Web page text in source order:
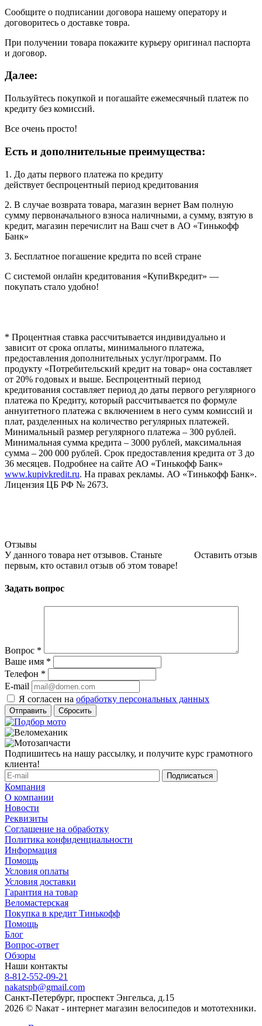
Сообщите о подписании договора нашему оператору и
договоритесь о доставке товра.
При получении товара покажите курьеру оригинал паспорта
и договор.
Далее:
Пользуйтесь покупкой и погашайте ежемесячный платеж по
кредиту без комиссий.
Все очень просто!
Есть и дополнительные преимущества:
1. До даты первого платежа по кредиту
действует беспроцентный период кредитования
2. В случае возврата товара, магазин вернет Вам полную
сумму первоначального взноса наличными, а сумму, взятую в
кредит, магазин перечислит на Ваш счет в АО «Тинькофф
Банк»
3. Бесплатное погашение кредита по всей стране
С системой онлайн кредитования «КупиВкредит» —
покупать стало удобно!
* Процентная ставка рассчитывается индивидуально и
зависит от срока оплаты, минимального платежа,
предоставления дополнительных услуг/программ. По
продукту «Потребительский кредит на товар» она составляет
от 20% годовых и выше. Беспроцентный период
кредитования составляет период до даты первого регулярного
платежа по Кредиту, который рассчитывается по формуле
аннуитетного платежа с включением в него сумм комиссий и
плат, разделенных на количество регулярных платежей.
Минимальный размер регулярного платежа – 300 рублей.
Минимальная сумма кредита – 3000 рублей, максимальная
сумма – 200 000 рублей. Срок предоставления кредита от 3 до
36 месяцев. Подробнее на сайте АО «Тинькофф Банк»
www.kupivkredit.ru. На правах рекламы. АО «Тинькофф Банк».
Лицензия ЦБ РФ № 2673.
Отзывы
Оставить отзыв
У данного товара нет отзывов. Станьте
первым, кто оставил отзыв об этом товаре!
Задать вопрос
Вопрос *
Ваше имя *
Телефон *
E-mail
Я согласен на обработку персональных данных
Сбросить
Подпишитесь на нашу рассылку, и получите курс грамотного
клиента!
Компания
О компании
Новости
Реквизиты
Соглашение на обработку
Политика конфиденциальности
Информация
Помощь
Условия оплаты
Условия доставки
Гарантия на товар
Веломастерская
Покупка в кредит Тинькофф
Помощь
Блог
Вопрос-ответ
Обзоры
Наши контакты
8-812-552-09-21
nakatspb@gmail.com
Санкт-Петербург, проспект Энгельса, д.15
2026 © Nакат - интернет магазин велосипедов и мототехники.